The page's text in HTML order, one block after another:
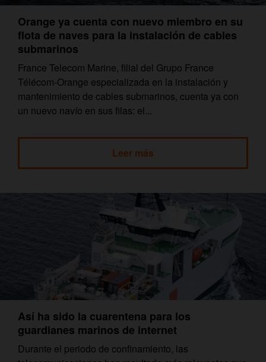
Orange ya cuenta con nuevo miembro en su
flota de naves para la instalación de cables
submarinos
France Telecom Marine, filial del Grupo France
Télécom-Orange especializada en la instalación y
mantenimiento de cables submarinos, cuenta ya con
un nuevo navío en sus filas: el...
Leer más
Así ha sido la cuarentena para los
guardianes marinos de internet
Durante el periodo de confinamiento, las